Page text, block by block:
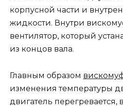
корпусной части и
жидкости. Внутри
вентилятор, который
из концов вала.
Главным образом
изменения температуры
двигатель перегревается,